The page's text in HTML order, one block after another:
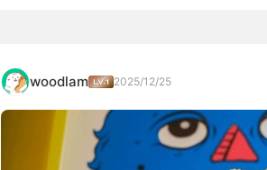
woodlam 2025/12/25